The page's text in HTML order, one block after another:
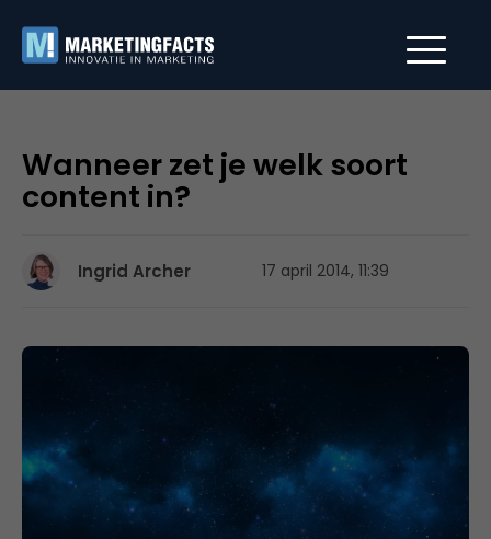
Wanneer zet je welk soort
content in?
Ingrid Archer 17 april 2014, 11:39